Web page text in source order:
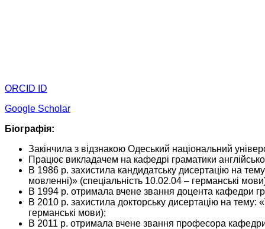
ORCID ID
Google Scholar
Біографія:
Закінчила з відзнакою Одеський національний
Працює викладачем на кафедрі граматики
В 1986 р. захистила кандидатську дисертацію на
мовленні)» (спеціальність 10.02.04 – германські
В 1994 р. отримала вчене звання доцента кафедри
В 2010 р. захистила докторську дисертацію на тему:
германські мови);
В 2011 р. отримала вчене звання професора кафедри